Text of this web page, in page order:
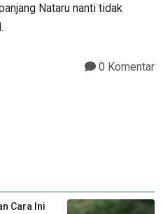
Nataru nanti tidak
0 Komentar
Cara Ini